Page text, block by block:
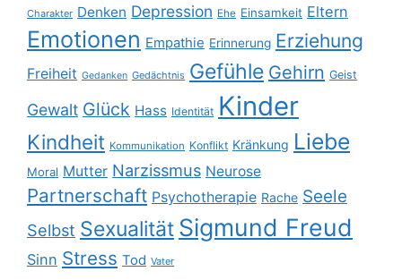
Charakter Denken Depression Ehe Einsamkeit Eltern
Emotionen Empathie Erinnerung Erziehung
Freiheit Gedanken Gedächtnis Gefühle Gehirn Geist
Gewalt Glück Hass Identität Kinder
Kindheit Kommunikation Konflikt Kränkung Liebe
Moral Mutter Narzissmus Neurose
Partnerschaft Psychotherapie Rache Seele
Selbst Sexualität Sigmund Freud
Sinn Stress Tod Vater